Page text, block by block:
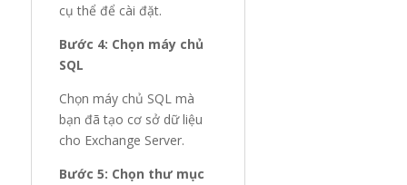
cụ thể để cài đặt.
Bước 4: Chọn máy chủ
SQL
Chọn máy chủ SQL mà
bạn đã tạo cơ sở dữ liệu
cho Exchange Server.
Bước 5: Chọn thư mục